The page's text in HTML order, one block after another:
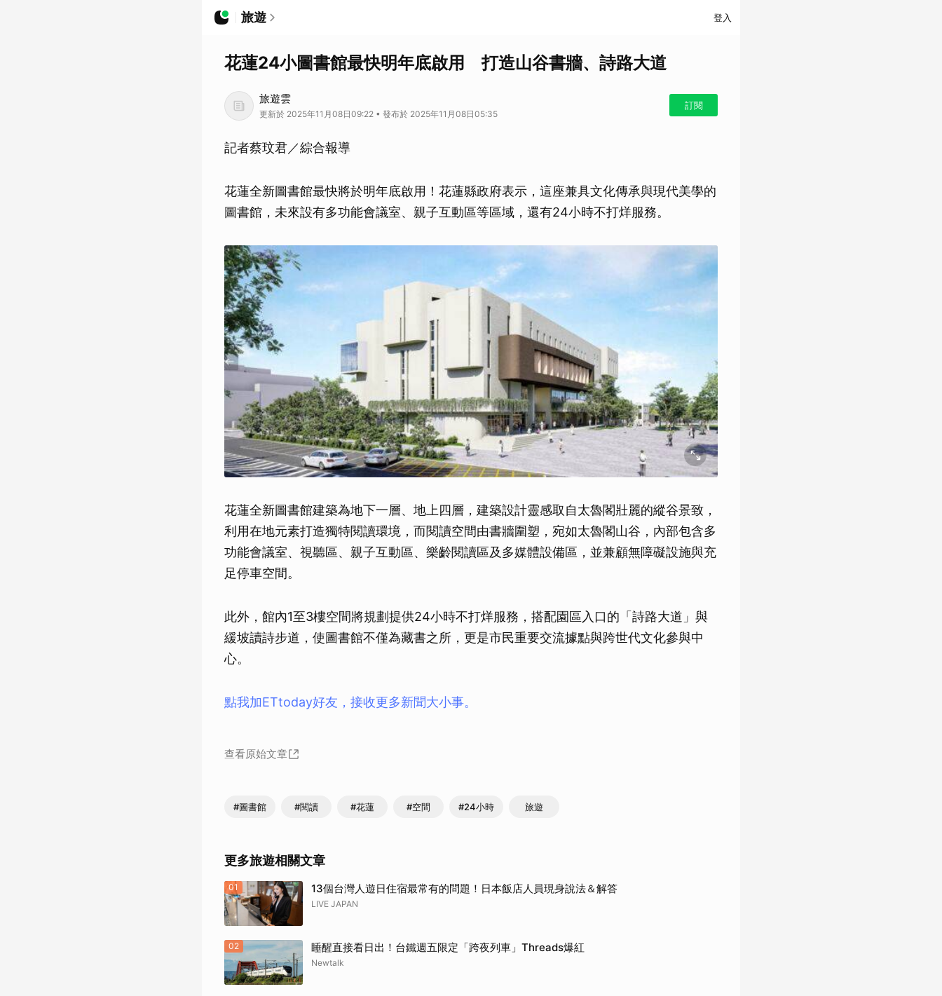
旅遊 登入
花蓮24小圖書館最快明年底啟用 打造山谷書牆、詩路大道
旅遊雲
更新於 2025年11月08日09:22 • 發布於 2025年11月08日05:35
訂閱
記者蔡玟君／綜合報導
花蓮全新圖書館最快將於明年底啟用！花蓮縣政府表示，這座兼具文化傳承與現代美學的
圖書館，未來設有多功能會議室、親子互動區等區域，還有24小時不打烊服務。
花蓮全新圖書館建築為地下一層、地上四層，建築設計靈感取自太魯閣壯麗的縱谷景致，
利用在地元素打造獨特閱讀環境，而閱讀空間由書牆圍塑，宛如太魯閣山谷，內部包含多
功能會議室、視聽區、親子互動區、樂齡閱讀區及多媒體設備區，並兼顧無障礙設施與充
足停車空間。
此外，館內1至3樓空間將規劃提供24小時不打烊服務，搭配園區入口的「詩路大道」與
緩坡讀詩步道，使圖書館不僅為藏書之所，更是市民重要交流據點與跨世代文化參與中
心。
點我加ETtoday好友，接收更多新聞大小事。
查看原始文章
#圖書館 #閱讀 #花蓮 #空間 #24小時 旅遊
更多旅遊相關文章
01 13個台灣人遊日住宿最常有的問題！日本飯店人員現身說法＆解答
LIVE JAPAN
02 睡醒直接看日出！台鐵週五限定「跨夜列車」Threads爆紅
Newtalk